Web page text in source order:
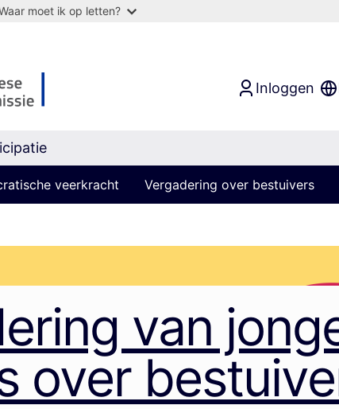
moet ik op letten?
Inloggen
veerkracht Vergadering over bestuivers
van
over